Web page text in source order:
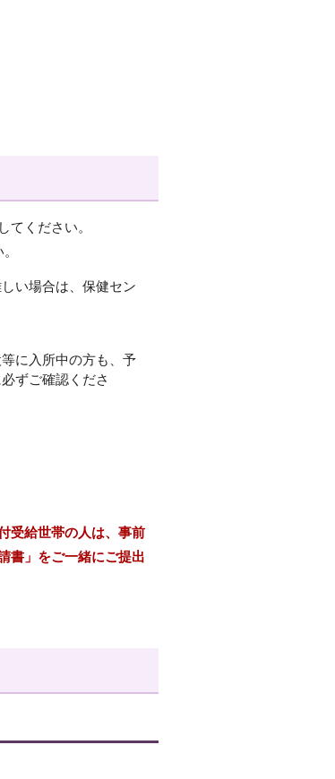
てください。
い場合は、保健セン
に入所中の方も、予
ずご確認くださ
受給世帯の人は、事前
書」をご一緒にご提出